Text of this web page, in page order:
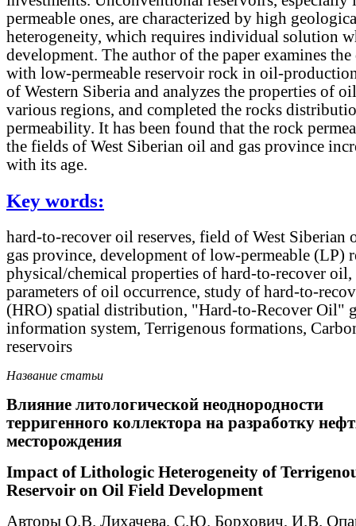
permeable ones, are characterized by high
heterogeneity, which requires individual solution
development. The author of the paper examines the
with low-permeable reservoir rock in oil-
of Western Siberia and analyzes the properties of
various regions, and completed the rocks
permeability. It has been found that the rock
the fields of West Siberian oil and gas province
with its age.
Key words:
hard-to-recover oil reserves, field of West Siberian
gas province, development of low-permeable (LP)
physical/chemical properties of hard-to-recover oil,
parameters of oil occurrence, study of hard-to-
(HRO) spatial distribution, "Hard-to-Recover Oil"
information system, Terrigenous formations,
reservoirs
Название статьи
Влияние литологической неоднородности
терригенного коллектора на разработку
месторождения
Impact of Lithologic Heterogeneity of
Reservoir on Oil Field Development
Авторы О.В. Лихачева, С.Ю. Борхович, И.В.